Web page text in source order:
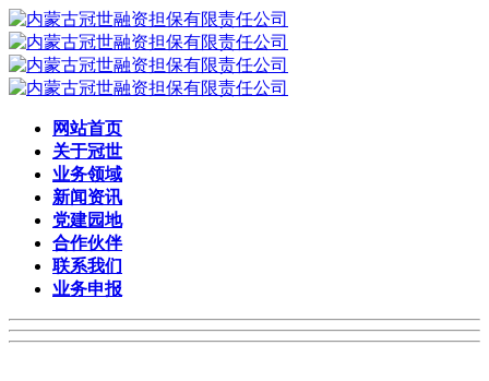
网站首页
关于冠世
业务领域
新闻资讯
党建园地
合作伙伴
联系我们
业务申报